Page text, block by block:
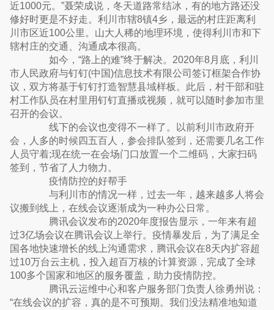
近1000元。”聂荣成说，冬天道路常结冰，有的地方路还没
修好时更是不好走。利川市辖8镇4乡，最远的村庄距离利
川市区近100公里。山大人稀的地理环境，使得利川市和下
辖村庄的交通、沟通成本很高。
如今，“路上的难”终于解决。2020年8月底，利川
市人民政府与钉钉(中国)信息技术有限公司签订框架合作协
议，双方将基于钉钉打造智慧县域样板。此后，村干部和驻
村工作队员在村里用钉钉直播或视频，就可以随时参加市里
召开的会议。
线下的会议也变得不一样了。以前利川市政府开
会，人多的时候四五百人，参会排队签到，还需要几名工作
人员守着;现在统一在会场门口放置一个二维码，大家扫码
签到，节省了人力物力。
疫情防控的好帮手
与利川市的情况一样，过去一年，越来越多人将会
议搬到线上，在线会议逐渐成为一种办公日常。
腾讯会议发布的2020年度报告显示，一年来有超
过3亿场会议在腾讯会议上举行。疫情暴发后，为了满足全
国各地快速增长的线上沟通需求，腾讯会议在8天内扩容超
过10万台云主机，投入超百万核的计算资源，完成了全球
100多个国家和地区的服务覆盖，助力疫情防控。
腾讯云运维中心和客户服务部门负责人徐勇州说：
“在线会议的扩容，真的是不可预期。我们没法精准地知道